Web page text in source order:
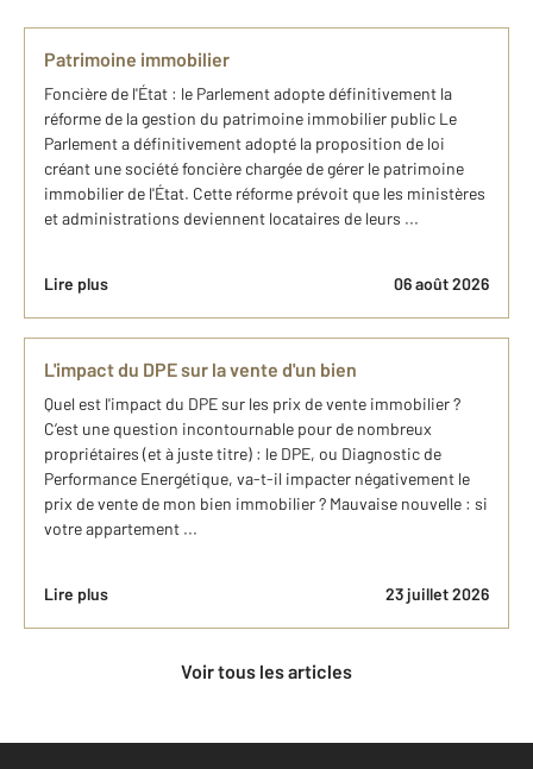
Patrimoine immobilier
Foncière de l'État : le Parlement adopte définitivement la
réforme de la gestion du patrimoine immobilier public Le
Parlement a définitivement adopté la proposition de loi
créant une société foncière chargée de gérer le patrimoine
immobilier de l'État. Cette réforme prévoit que les ministères
et administrations deviennent locataires de leurs ...
Lire plus 06 août 2026
L'impact du DPE sur la vente d'un bien
Quel est l'impact du DPE sur les prix de vente immobilier ?
C’est une question incontournable pour de nombreux
propriétaires (et à juste titre) : le DPE, ou Diagnostic de
Performance Energétique, va-t-il impacter négativement le
prix de vente de mon bien immobilier ? Mauvaise nouvelle : si
votre appartement ...
Lire plus 23 juillet 2026
Voir tous les articles